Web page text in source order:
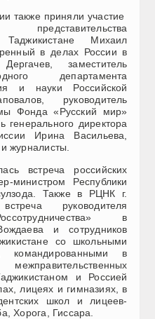
также приняли участие
Таджикистане Михаил
в делах России в
заместитель
департамента
и науки Российской
руководитель
Фонда «Русский мир»
генерального директора
Ирина Васильева,
журналисты.
встреча российских
министром Республики
Также в РЦНК г.
руководителя
в
и сотрудников
со школьными
командированными в
и Россией
лицеях и гимназиях, в
школ и лицеев-
Хорога, Гиссара.